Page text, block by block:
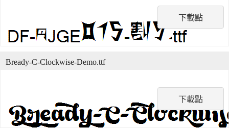
下載點
下載點
Bready-C-Clockwise-Demo.ttf